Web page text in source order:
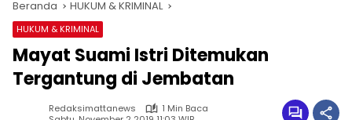
Beranda HUKUM & KRIMINAL
HUKUM & KRIMINAL
Mayat Suami Istri Ditemukan
Tergantung di Jembatan
Redaksimattanews
1 Min Baca